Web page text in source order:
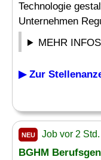
Technologie
Unternehmen
MEHR
▶ Zur
NEU Job vor 2
BGHM